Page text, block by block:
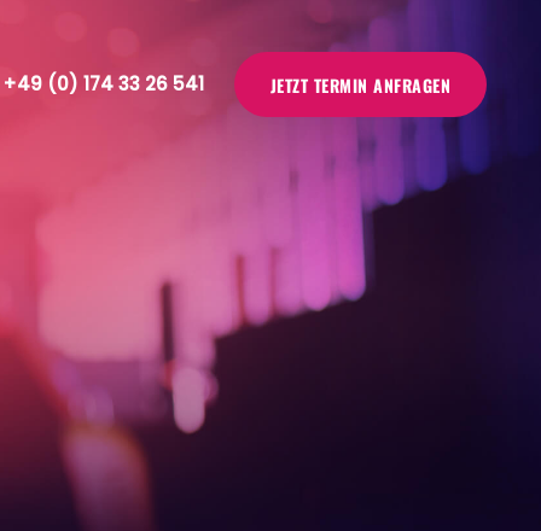
+49 (0) 174 33 26 541 JETZT TERMIN ANFRAGEN